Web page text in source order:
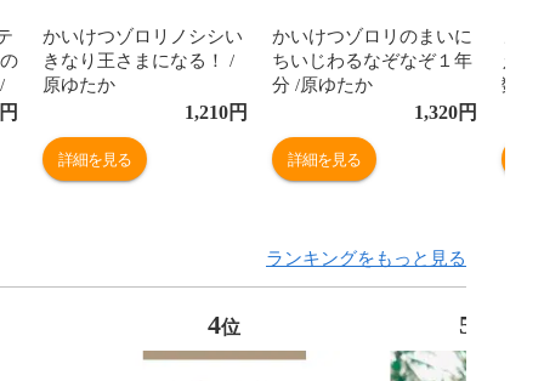
円
かいけつゾロリノシシい
きなり王さまになる！ /
原ゆたか
1,210円
詳細を見る
かいけつゾロリのまいに
ちいじわるなぞなぞ１年
分 /原ゆたか
1,320円
詳細を見る
える
数
ランキングをもっと見る
4位 5